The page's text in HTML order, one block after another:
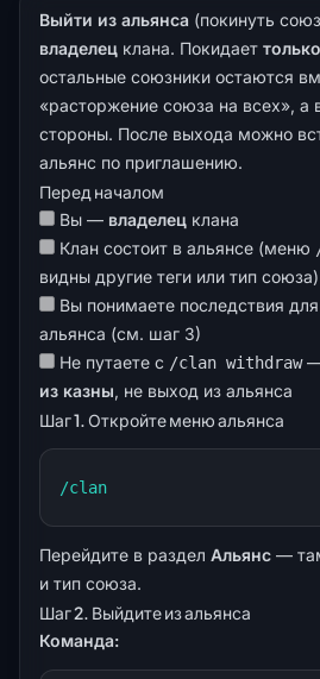
Выйти из альянса (покинуть
владелец клана. Покидает
остальные союзники остаются
«расторжение союза на всех», а
стороны. После выхода можно
альянс по приглашению.
Перед началом
Вы — владелец клана
Клан состоит в альянсе (меню
видны другие теги или тип союза)
Вы понимаете последствия для
альянса (см. шаг 3)
Не путаете с /clan withdraw—
из казны, не выход из альянса
Шаг 1. Откройте меню альянса
/clan
Перейдите в раздел Альянс —
и тип союза.
Шаг 2. Выйдите из альянса
Команда: